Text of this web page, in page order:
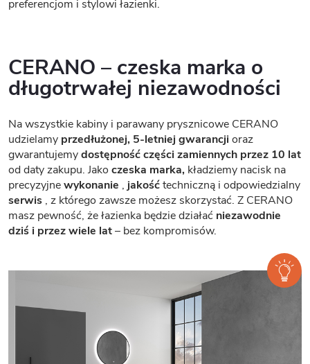
preferencjom i stylowi łazienki.
CERANO – czeska marka o
długotrwałej niezawodności
Na wszystkie kabiny i parawany prysznicowe CERANO
udzielamy przedłużonej, 5-letniej gwarancjioraz
gwarantujemydostępność części zamiennych przez 10 lat
od daty zakupu. Jako czeska marka, kładziemy nacisk na
precyzyjnewykonanie , jakośćtechniczną i odpowiedzialny
serwis , z którego zawsze możesz skorzystać. Z CERANO
masz pewność, że łazienka będzie działać niezawodnie
dziś i przez wiele lat– bez kompromisów.